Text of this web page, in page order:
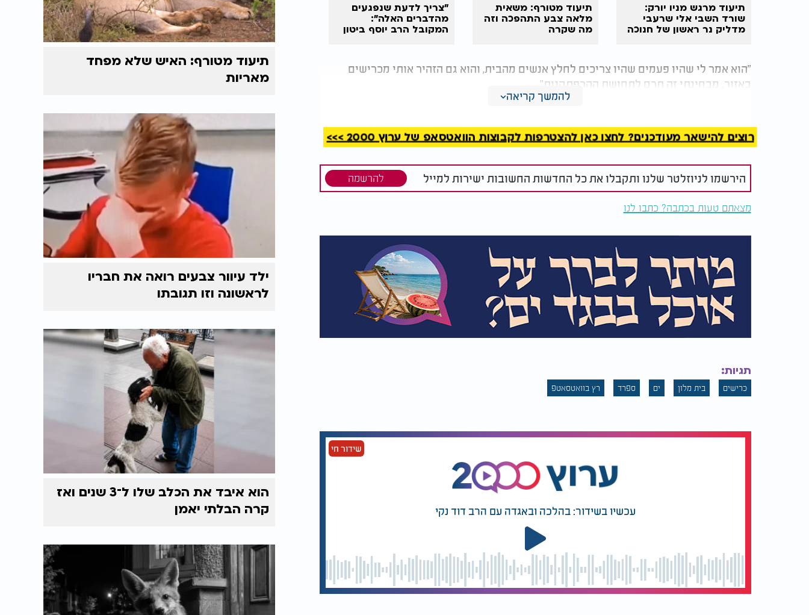
תיעוד מרגש מניו יורק:
שורד השבי אלי שרעבי
מדליק נר ראשון של חנוכה
תיעוד מטורף: משאית
מלאה צבע התהפכה וזה
מה שקרה
"צריך לדעת שנפגעים
מהדברים האלה":
המקובל הרב יוסף ביטון
"הוא אמר לי שהיו פעמים שהיו צריכים לחלץ אנשים מהבית, והוא גם הזהיר אותי מכרישים
באזור. מבחינתי זה תרם לתחושת ההרפתקנות".
שהות מבודדת בלב הים, ללא חשמל וללא ציוויליזציה.
וסרטים, מטבחון, קיאק ומרפסת עם יציאה ישירה למים.
הולגדו סיפר כי במהלך השהות הים היה סוער למדי, ובשלב מסוים אף תהה אם החוויה כולה
שווה את המאמץ. למרות זאת, לדבריו, השהות הסתיימה ללא אירועים חריגים.
בסיום הביקור סיכם: "החוויה הרגישה שלווה, הרפתקנית ומעט מאיימת בו זמנית. זה כנראה
מתאים ביותר לאנשים הרפתקנים שנהנים מיעדים יוצאי דופן ומלהיות רחוקים מהציוויליזציה
לזמן מה".
להמשך קריאה
רוצים להישאר מעודכנים? לחצו כאן להצטרפות לקבוצות הוואטסאפ של ערוץ 2000 >>>
הירשמו לניוזלטר שלנו ותקבלו את כל החדשות החשובות ישירות למייל להרשמה
מצאתם טעות בכתבה? כתבו לנו
תגיות:
כרישים בית מלון ים ספרד רץ בוואטסאטפ
שידור חי
עכשיו בשידור: בהלכה ובאגדה עם הרב דוד נקי
תיעוד מטורף: האיש שלא מפחד
מאריות
ילד עיוור צבעים רואה את חבריו
לראשונה וזו תגובתו
הוא איבד את הכלב שלו ל־3 שנים ואז
קרה הבלתי יאמן